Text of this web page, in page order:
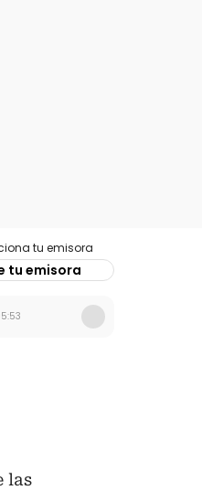
tu emisora
tu emisora
las